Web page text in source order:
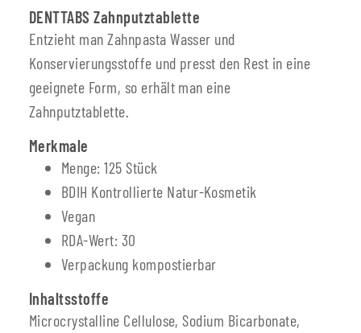
DENTTABS Zahnputztablette
Entzieht man Zahnpasta Wasser und
Konservierungsstoffe und presst den Rest in eine
geeignete Form, so erhält man eine
Zahnputztablette.
Merkmale
Menge: 125 Stück
BDIH Kontrollierte Natur-Kosmetik
Vegan
RDA-Wert: 30
Verpackung kompostierbar
Inhaltsstoffe
Microcrystalline Cellulose, Sodium Bicarbonate,